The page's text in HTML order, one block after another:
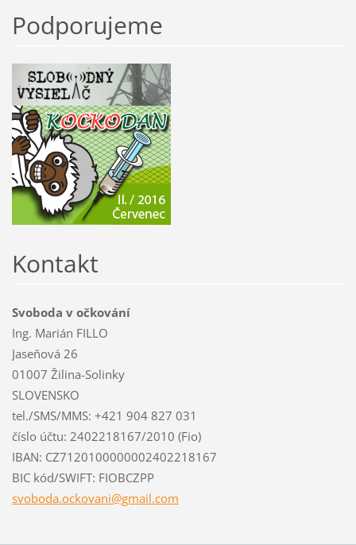
Podporujeme
Kontakt
Svoboda v očkování
Ing. Marián FILLO
Jaseňová 26
01007 Žilina-Solinky
SLOVENSKO
tel./SMS/MMS: +421 904 827 031
číslo účtu: 2402218167/2010 (Fio)
IBAN: CZ7120100000002402218167
BIC kód/SWIFT: FIOBCZPP
svoboda.ockovani@gmail.com